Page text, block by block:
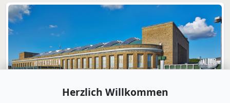
Herzlich Willkommen